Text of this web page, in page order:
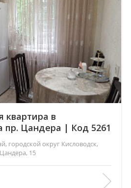
квартира в
пр. Цандера | Код 5261
городской округ Кисловодск,
15
м2:
29/16/6
1